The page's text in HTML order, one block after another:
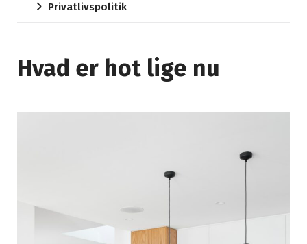
Privatlivspolitik
Hvad er hot lige nu